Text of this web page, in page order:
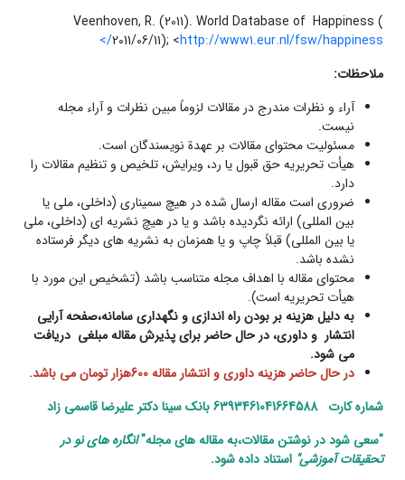
Veenhoven, R. (2011). World Database of Happiness (
2011/06/11); <http://www1.eur.nl/fsw/happiness/>
ملاحظات:
آراء و نظرات مندرج در مقالات لزوماً مبین نظرات و آراء مجله
نیست.
مسئولیت محتوای مقالات بر عهدة نویسندگان است.
هیأت تحریریه حق قبول یا رد، ویرایش، تلخیص و تنظیم مقالات را
دارد.
ضروری است مقاله ارسال شده در هیچ سمیناری (داخلی، ملی یا
بین المللی) ارائه نگردیده باشد و یا در هیچ نشریه ای (داخلی، ملی
یا بین المللی) قبلاً چاپ و یا همزمان به نشریه های دیگر فرستاده
نشده باشد.
محتوای مقاله با اهداف مجله متناسب باشد (تشخیص این مورد با
هیأت تحریریه است).
به دلیل هزینه بر بودن راه اندازی و نگهداری سامانه،صفحه آرایی
انتشار و داوری، در حال حاضر برای پذیرش مقاله مبلغی دریافت
می شود.
در حال حاضر هزینه داوری و انتشار مقاله 600هزار تومان می باشد
.
شماره کارت 6393461041664588 بانک سینا دکتر علیرضا قاسمی زاد
"سعی شود در نوشتن مقالات،به مقاله های مجله"انگاره های نو در
تحقیقات آموزشی" استناد داده شود.